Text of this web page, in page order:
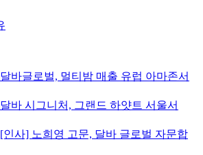
달바글로벌, 멀티밤 매출 유럽 아마존서
달바 시그니처, 그랜드 하얏트 서울서
[인사] 노희영 고문, 달바 글로벌 자문합